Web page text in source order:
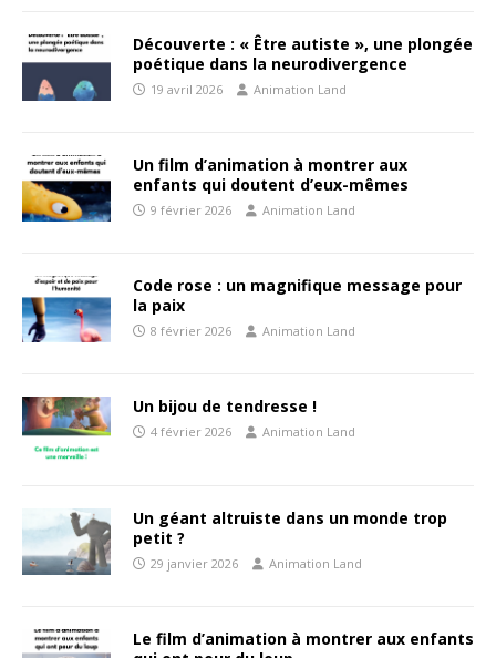
Découverte : « Être autiste », une plongée
poétique dans la neurodivergence
19 avril 2026 Animation Land
Un film d’animation à montrer aux
enfants qui doutent d’eux-mêmes
9 février 2026 Animation Land
Code rose : un magnifique message pour
la paix
8 février 2026 Animation Land
Un bijou de tendresse !
4 février 2026 Animation Land
Un géant altruiste dans un monde trop
petit ?
29 janvier 2026 Animation Land
Le film d’animation à montrer aux enfants